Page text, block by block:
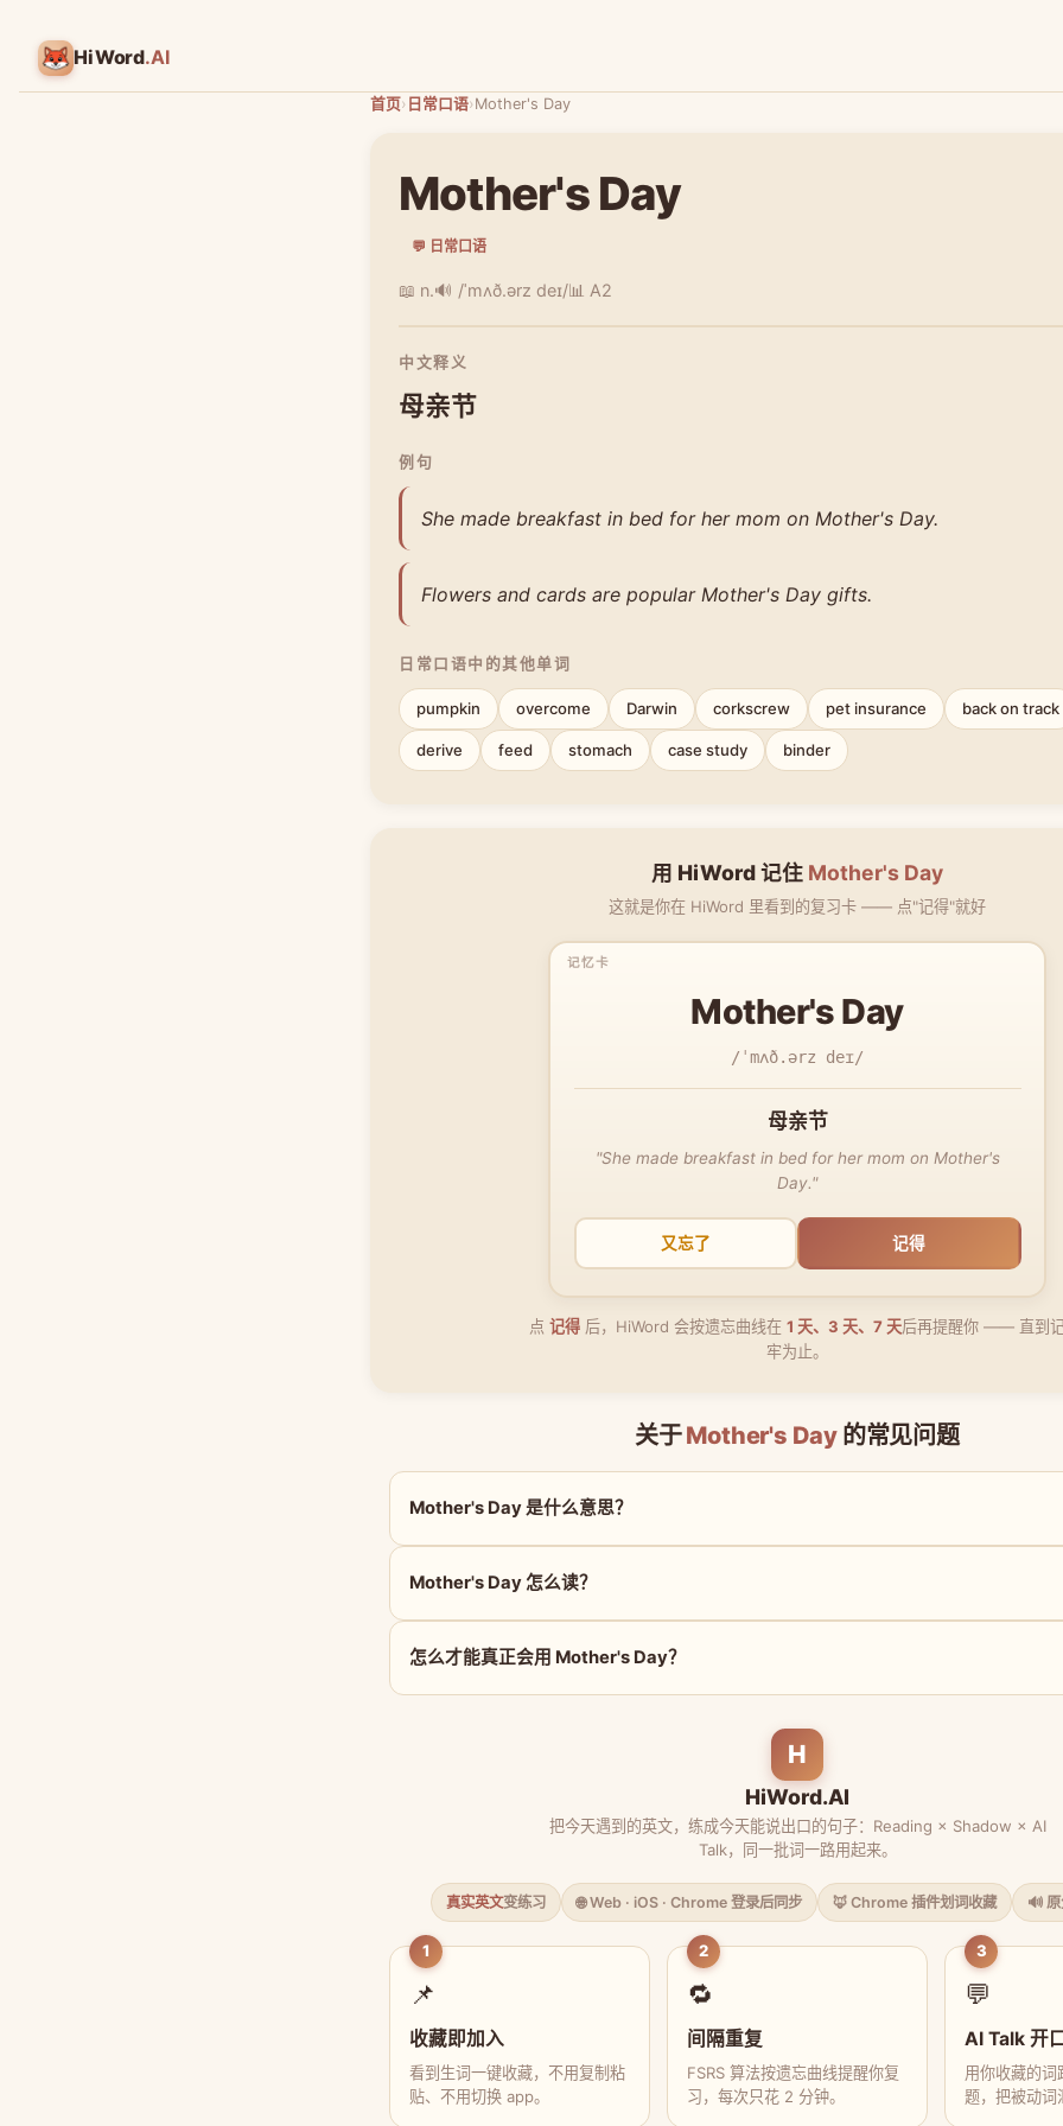
HiWord.AI
首页› 日常口语›Mother's Day
Mother's Day
💬 日常口语
📖 n.🔊 /ˈmʌð.ərz deɪ/📊 A2
中文释义
母亲节
例句
She made breakfast in bed for her mom on Mother's Day.
Flowers and cards are popular Mother's Day gifts.
日常口语中的其他单词
pumpkin overcome Darwin corkscrew pet insurance back on track
derive feed stomach case study binder
用 HiWord 记住 Mother's Day
这就是你在 HiWord 里看到的复习卡 —— 点"记得"就好
Mother's Day
/ˈmʌð.ərz deɪ/
母亲节
"She made breakfast in bed for her mom on Mother's
Day."
又忘了 记得
点 记得 后，HiWord 会按遗忘曲线在 1 天、3 天、7 天后再提醒你 —— 直到
牢为止。
关于Mother's Day 的常见问题
Mother's Day 是什么意思？
Mother's Day 怎么读？
怎么才能真正会用 Mother's Day？
H
HiWord.AI
把今天遇到的英文，练成今天能说出口的句子：Reading × Shadow × AI
Talk，同一批词一路用起来。
真实英文变练习 🌐 Web · iOS · Chrome 登录后同步 🦊 Chrome 插件划词收藏 🔊
1
📌
收藏即加入
看到生词一键收藏，不用复制粘
贴、不用切换 app。
2
🔁
间隔重复
FSRS 算法按遗忘曲线提醒你复
习，每次只花 2 分钟。
3
💬
AI Talk 开
用你收藏的词
题，把被动词